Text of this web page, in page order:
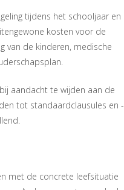
tijdens het schooljaar en
kosten voor de
van de kinderen, medische
aandacht te wijden aan de
tot standaardclausules en -
met de concrete leefsituatie